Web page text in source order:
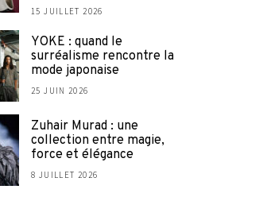
15 JUILLET 2026
YOKE : quand le
surréalisme rencontre la
mode japonaise
25 JUIN 2026
Zuhair Murad : une
collection entre magie,
force et élégance
8 JUILLET 2026